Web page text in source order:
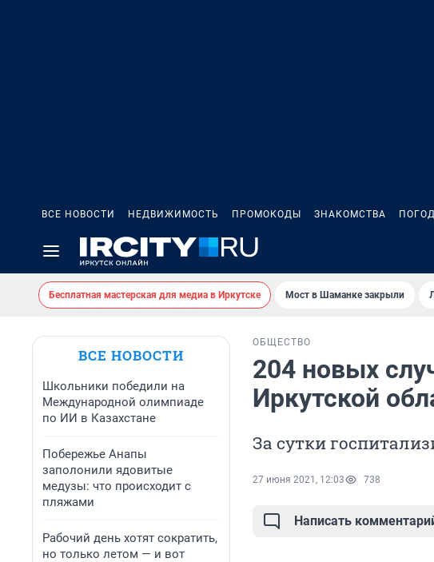
ВСЕ НОВОСТИ НЕДВИЖИМОСТЬ ПРОМОКОДЫ ЗНАКОМСТВА
Бесплатная мастерская для медиа в Иркутске Мост в Шаманке закрыли
ВСЕ НОВОСТИ
Школьники победили на
Международной олимпиаде
по ИИ в Казахстане
Побережье Анапы
заполонили ядовитые
медузы: что происходит с
пляжами
Рабочий день хотят сократить,
но только летом — и вот
ОБЩЕСТВО
204 новых
Иркутской
За сутки
27 июня 2021, 12:03 738
Написать